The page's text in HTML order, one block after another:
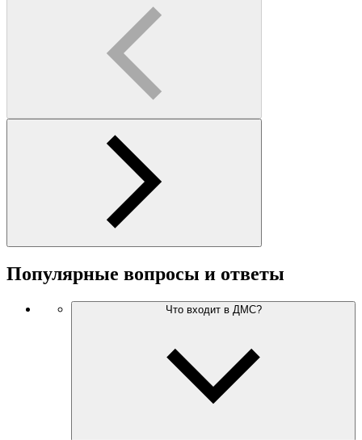
Популярные вопросы и ответы
Что входит в ДМС?